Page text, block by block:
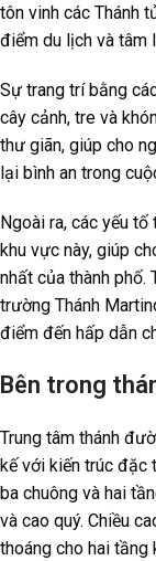
tôn vinh các Thánh
điểm du lịch và tâm
Sự trang trí bằng
cây cảnh, tre và
thư giãn, giúp cho
lại bình an trong
Ngoài ra, các yếu
khu vực này, giúp
nhất của thành phố.
trường Thánh
điểm đến hấp dẫn
Bên trong
Trung tâm thánh
kế với kiến trúc đặc
ba chuông và hai
và cao quý. Chiều
thoáng cho hai tầng